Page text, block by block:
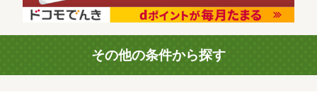
その他の条件から探す